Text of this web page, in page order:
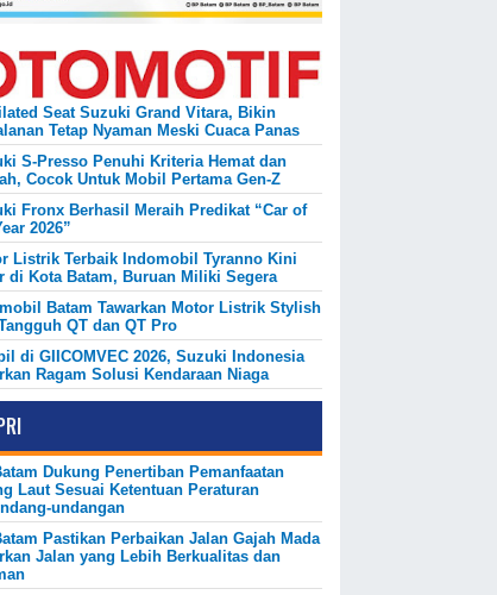
Seat Suzuki Grand Vitara, Bikin
Tetap Nyaman Meski Cuaca Panas
S-Presso Penuhi Kriteria Hemat dan
Cocok Untuk Mobil Pertama Gen-Z
Fronx Berhasil Meraih Predikat “Car of
2026”
Listrik Terbaik Indomobil Tyranno Kini
di Kota Batam, Buruan Miliki Segera
Batam Tawarkan Motor Listrik Stylish
QT dan QT Pro
di GIICOMVEC 2026, Suzuki Indonesia
Ragam Solusi Kendaraan Niaga
Dukung Penertiban Pemanfaatan
Laut Sesuai Ketentuan Peraturan
undangan
Pastikan Perbaikan Jalan Gajah Mada
Jalan yang Lebih Berkualitas dan